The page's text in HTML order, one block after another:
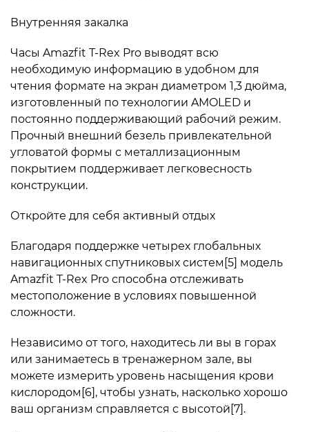
Внутренняя закалка
Часы Amazfit T-Rex Pro выводят всю
необходимую информацию в удобном для
чтения формате на экран диаметром 1,3 дюйма,
изготовленный по технологии AMOLED и
постоянно поддерживающий рабочий режим.
Прочный внешний безель привлекательной
угловатой формы с металлизационным
покрытием поддерживает легковесность
конструкции.
Откройте для себя активный отдых
Благодаря поддержке четырех глобальных
навигационных спутниковых систем[5] модель
Amazfit T-Rex Pro способна отслеживать
местоположение в условиях повышенной
сложности.
Независимо от того, находитесь ли вы в горах
или занимаетесь в тренажерном зале, вы
можете измерить уровень насыщения крови
кислородом[6], чтобы узнать, насколько хорошо
ваш организм справляется с высотой[7].